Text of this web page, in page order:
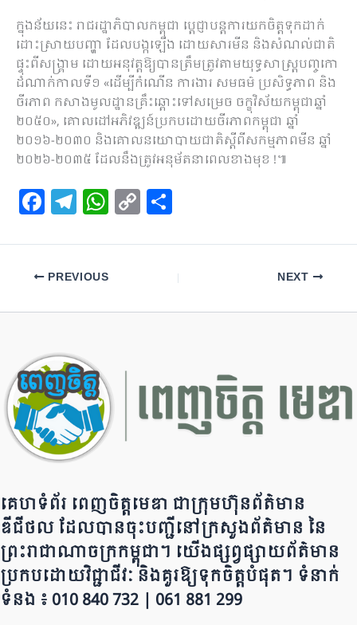
ក្នុង​ន័យ​នេះ រាជរដ្ឋាភិបាល​កម្ពុជា ប្តេជ្ញា​បន្ត​ការ​យកចិត្តទុកដាក់​
ដោះស្រាយ​បញ្ហា ដែល​បង្ក​ឡើង ដោយសារ​មីន និង​សំណល់​ជាតិ​
ផ្ទុះ​ពី​សង្គ្រាម ដោយ​អនុវត្ត​ឱ្យ​បាន​ត្រឹមត្រូវ​តាម​យុទ្ធសាស្ត្រ​បញ្ច​កោ
ដំណាក់កាល​ទី​១ «​ដើម្បី​កំណើន ការងារ សមធម៌ ប្រសិទ្ធភាព និង​
ចីរភាព កសាង​មូលដ្ឋាន​គ្រឹះ​ឆ្ពោះទៅ​សម្រេច ចក្ខុវិស័យ​កម្ពុជា​ឆ្នាំ​
២០៥០», គោលដៅ​អភិវឌ្ឍន៍​ប្រកបដោយ​ចីរភាព​កម្ពុជា ឆ្នាំ​
២០១៦-២០៣០ និង​គោលនយោបាយ​ជាតិ​ស្តី​ពី​សកម្មភាព​មីន ឆ្នាំ​
២០២៦-២០៣៥ ដែល​នឹង​ត្រូវ​អនុម័ត​នា​ពេល​ខាង​មុខ​ !៕
F
a
c
e
b
o
k
T
el
e
gr
a
W
h
at
A
C
o
p
Li
ar
e
PREVIOUS NEXT
គេហទំព័រ ពេញចិត្តមេឌា ជា​ក្រុ​​​​​ម​​​ហ៊ុន​ព័ត៌មាន​
ឌីជីថល ដែ​លបា​ន​​ចុះបញ្ជីនៅក្រសួងព័ត៌មាន នៃ​​​​
ព្រះរាជាណាចក្រ​ក​ម្ពុជា។ យើ​ង​​​​​ផ្សព្វផ្សាយព័​ត៌​មា​​​​ន
ប្រក​ប​ដោ​​​​​​យ​វិជ្ជាជីវៈ និ​ងគួរ​ឱ្យ​ទុកចិត្ត​បំ​ផុត។ ទំនាក់
ទំនង ៖ 010 840 732 | 0​​​​​61 881 299